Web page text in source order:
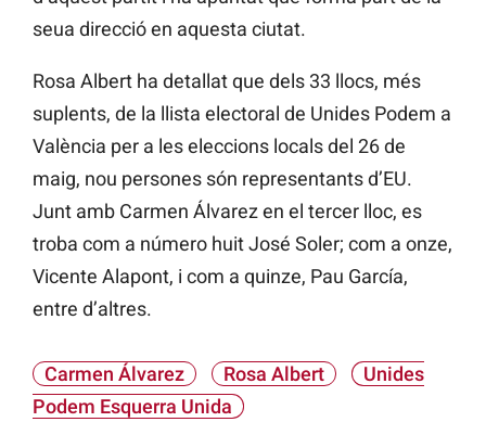
seua direcció en aquesta ciutat.
Rosa Albert ha detallat que dels 33 llocs, més
suplents, de la llista electoral de Unides Podem a
València per a les eleccions locals del 26 de
maig, nou persones són representants d’EU.
Junt amb Carmen Álvarez en el tercer lloc, es
troba com a número huit José Soler; com a onze,
Vicente Alapont, i com a quinze, Pau García,
entre d’altres.
Carmen Álvarez Rosa Albert
Unides
Podem Esquerra Unida